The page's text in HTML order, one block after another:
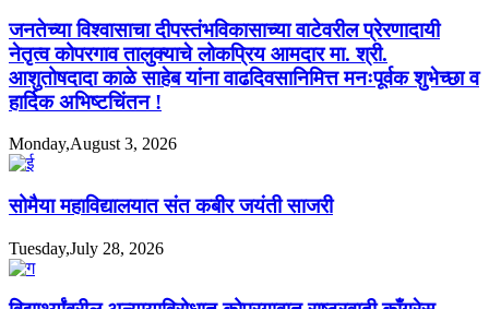
जनतेच्या विश्वासाचा दीपस्तंभविकासाच्या वाटेवरील प्रेरणादायी
नेतृत्व कोपरगाव तालुक्याचे लोकप्रिय आमदार मा. श्री.
आशुतोषदादा काळे साहेब यांना वाढदिवसानिमित्त मनःपूर्वक शुभेच्छा व
हार्दिक अभिष्टचिंतन !
Monday,August 3, 2026
सोमैया महाविद्यालयात संत कबीर जयंती साजरी
Tuesday,July 28, 2026